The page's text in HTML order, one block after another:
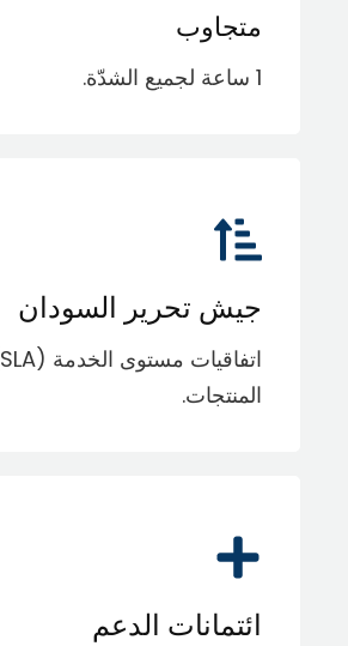
متجاوب
1 ساعة لجميع الشدّة.
جيش تحرير السودان
المنتجات.
ائتمانات الدعم